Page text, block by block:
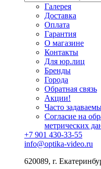
Галерея
Доставка
Оплата
Гарантия
О магазине
Контакты
Для юр.лиц
Бренды
Города
Обратная связь
Акции!
Часто
Согласие на
метрических
+7 901 430-33-55
info@optika-video.ru
620089, г.